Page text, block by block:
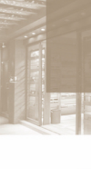
【大哥付你分期使用說
1.本服務由台灣大哥大
2.付款方式選擇「大
流程，驗證手機門號
成交易。
3.實際核准額度、可
4.訂單成立30分鐘內
消。如遇「轉專審核」
法說明評估內容。
【繳款方式說明】
1.分期款項不併入電
醒簡訊。
2.透過簡訊連結打開
AFTEE先享後付
相關說明
【關於「AFTEE先享後
AFTEE先享後付是「
便利好安心！
１．簡單：不需註冊會
２．便利：只要手機
３．安心：先確認商
【「AFTEE先享後付」
１．於結帳方式選擇
ATM付款
運送方式
付款後全家取貨
每筆NT$70，滿